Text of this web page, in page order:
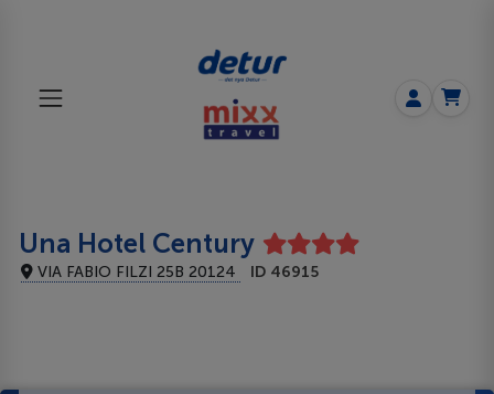
Una Hotel Century
VIA FABIO FILZI 25B 20124 ID 46915